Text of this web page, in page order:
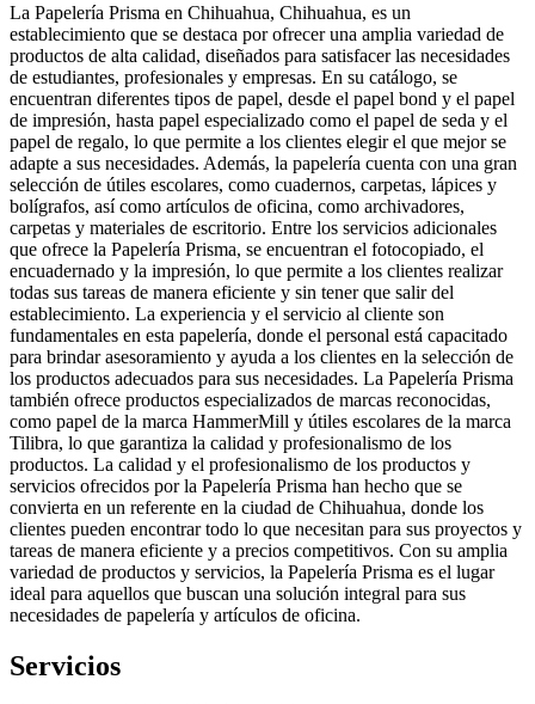
La Papelería Prisma en Chihuahua, Chihuahua, es un
establecimiento que se destaca por ofrecer una amplia variedad de
productos de alta calidad, diseñados para satisfacer las necesidades
de estudiantes, profesionales y empresas. En su catálogo, se
encuentran diferentes tipos de papel, desde el papel bond y el papel
de impresión, hasta papel especializado como el papel de seda y el
papel de regalo, lo que permite a los clientes elegir el que mejor se
adapte a sus necesidades. Además, la papelería cuenta con una gran
selección de útiles escolares, como cuadernos, carpetas, lápices y
bolígrafos, así como artículos de oficina, como archivadores,
carpetas y materiales de escritorio. Entre los servicios adicionales
que ofrece la Papelería Prisma, se encuentran el fotocopiado, el
encuadernado y la impresión, lo que permite a los clientes realizar
todas sus tareas de manera eficiente y sin tener que salir del
establecimiento. La experiencia y el servicio al cliente son
fundamentales en esta papelería, donde el personal está capacitado
para brindar asesoramiento y ayuda a los clientes en la selección de
los productos adecuados para sus necesidades. La Papelería Prisma
también ofrece productos especializados de marcas reconocidas,
como papel de la marca HammerMill y útiles escolares de la marca
Tilibra, lo que garantiza la calidad y profesionalismo de los
productos. La calidad y el profesionalismo de los productos y
servicios ofrecidos por la Papelería Prisma han hecho que se
convierta en un referente en la ciudad de Chihuahua, donde los
clientes pueden encontrar todo lo que necesitan para sus proyectos y
tareas de manera eficiente y a precios competitivos. Con su amplia
variedad de productos y servicios, la Papelería Prisma es el lugar
ideal para aquellos que buscan una solución integral para sus
necesidades de papelería y artículos de oficina.
Servicios